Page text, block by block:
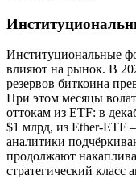
Институциональные
влияют на рынок. В
резервов биткоина
При этом месяцы
оттокам из ETF: в
$1 млрд, из Ether-ETF
аналитики
продолжают
стратегический класс